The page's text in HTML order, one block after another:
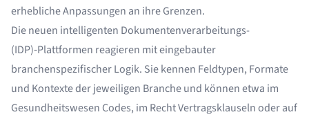
erhebliche Anpassungen an ihre Grenzen.
Die neuen intelligenten Dokumentenverarbeitungs-
(IDP)‑Plattformen reagieren mit eingebauter
branchenspezifischer Logik. Sie kennen Feldtypen, Formate
und Kontexte der jeweiligen Branche und können etwa im
Gesundheitswesen Codes, im Recht Vertragsklauseln oder auf